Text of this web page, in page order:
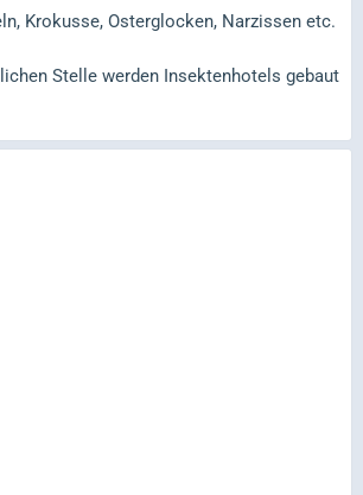
Krokusse, Osterglocken, Narzissen etc.
Stelle werden Insektenhotels gebaut